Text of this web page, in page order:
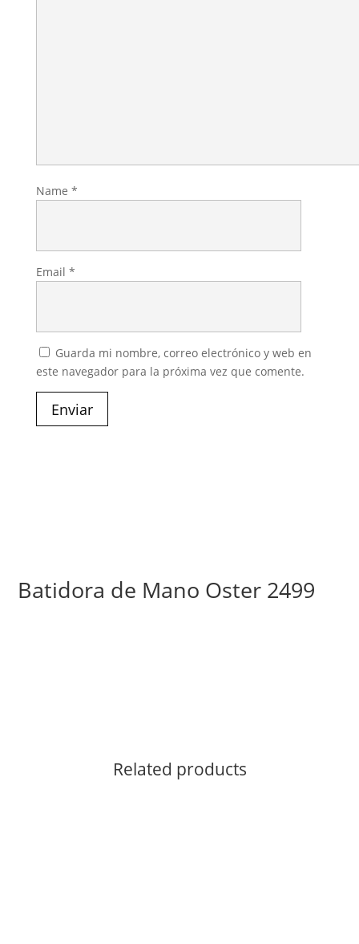
Name *
Email *
Guarda mi nombre, correo electrónico y web en
este navegador para la próxima vez que comente.
Enviar
Batidora de Mano Oster 2499
Related products